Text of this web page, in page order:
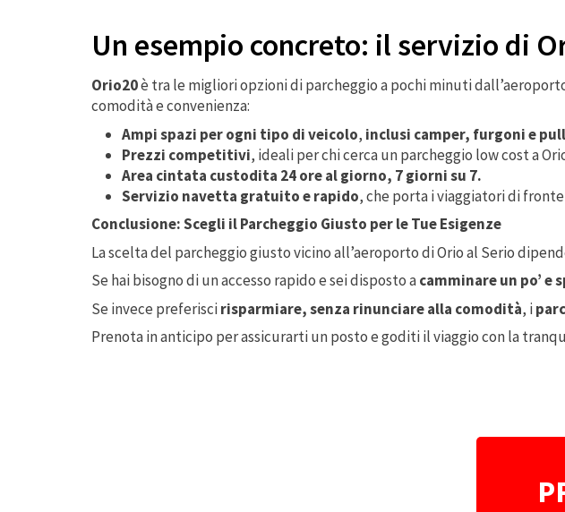
Un esempio concreto: il servizio di
Orio20è tra le migliori opzioni di parcheggio a pochi minuti
comodità e convenienza:
Ampi spazi per ogni tipo di veicolo, inclusi camper, furgoni e
Prezzi competitivi, ideali per chi cerca un parcheggio low cost a
Area cintata custodita 24 ore al giorno, 7 giorni su 7.
Servizio navetta gratuito e rapido, che porta i viaggiatori di
Conclusione: Scegli il Parcheggio Giusto per le Tue Esigenze
La scelta del parcheggio giusto vicino all’aeroporto di Orio al Serio
Se hai bisogno di un accesso rapido e sei disposto acamminare un po’ e
Se invece preferiscirisparmiare, senza rinunciare alla comodità, i
Prenota in anticipo per assicurarti un posto e goditi il viaggio con la